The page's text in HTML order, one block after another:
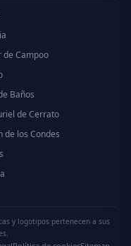
de Campoo
Baños
de Cerrato
de los Condes
y logotipos pertenecen a sus